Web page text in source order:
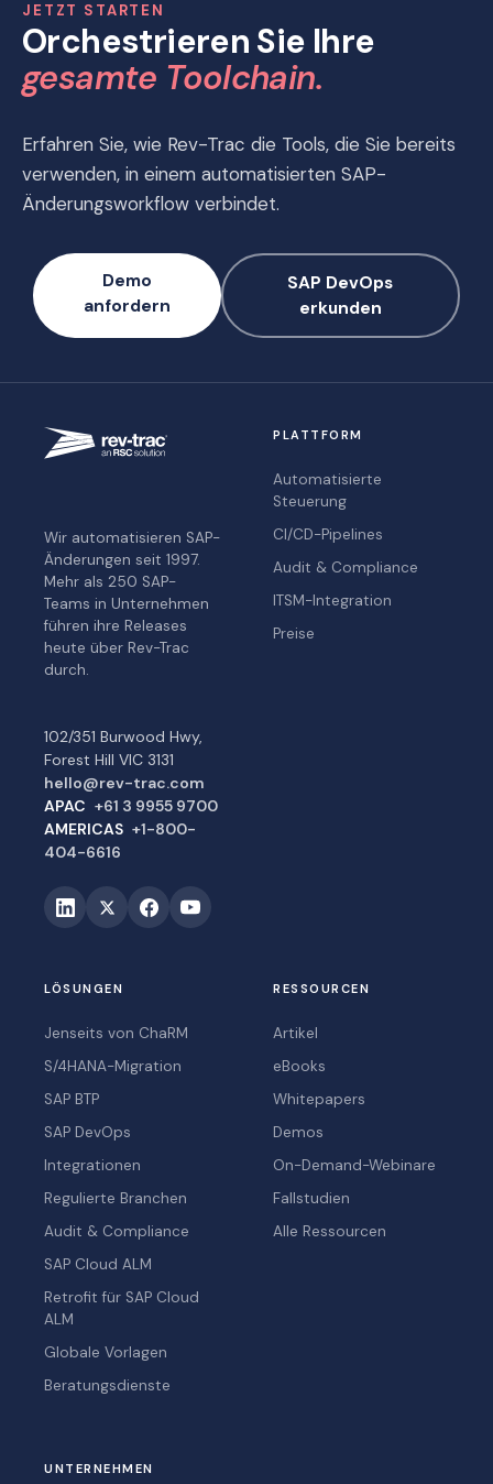
JETZT STARTEN
Orchestrieren Sie Ihre
gesamte Toolchain.
Erfahren Sie, wie Rev-Trac die Tools, die Sie bereits
verwenden, in einem automatisierten SAP-
Änderungsworkflow verbindet.
Demo
anfordern
SAP DevOps
erkunden
Wir automatisieren SAP-
Änderungen seit 1997.
Mehr als 250 SAP-
Teams in Unternehmen
führen ihre Releases
heute über Rev-Trac
durch.
102/351 Burwood Hwy,
Forest Hill VIC 3131
hello@rev-trac.com
APAC +61 3 9955 9700
AMERICAS +1-800-
404-6616
PLATTFORM
Automatisierte
Steuerung
CI/CD-Pipelines
Audit & Compliance
ITSM-Integration
Preise
LÖSUNGEN
Jenseits von ChaRM
S/4HANA-Migration
SAP BTP
SAP DevOps
Integrationen
Regulierte Branchen
Audit & Compliance
SAP Cloud ALM
Retrofit für SAP Cloud
ALM
Globale Vorlagen
Beratungsdienste
RESSOURCEN
Artikel
eBooks
Whitepapers
Demos
On-Demand-Webinare
Fallstudien
Alle Ressourcen
UNTERNEHMEN